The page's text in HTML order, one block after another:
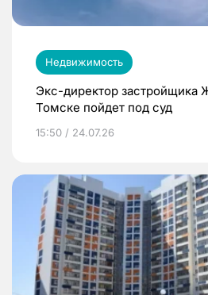
Недвижимость
Экс-директор застройщика
Томске пойдет под суд
15:50 / 24.07.26